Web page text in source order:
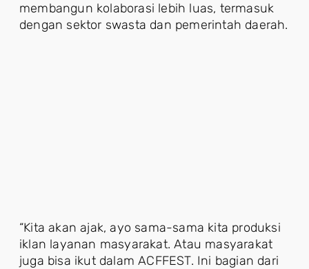
membangun kolaborasi lebih luas, termasuk
dengan sektor swasta dan pemerintah daerah.
“Kita akan ajak, ayo sama-sama kita produksi
iklan layanan masyarakat. Atau masyarakat
juga bisa ikut dalam ACFFEST. Ini bagian dari